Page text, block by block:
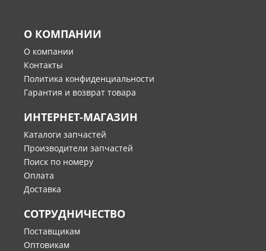
О КОМПАНИИ
О компании
Контакты
Политика конфиденциальности
Гарантия и возврат товара
ИНТЕРНЕТ-МАГАЗИН
Каталоги запчастей
Производители запчастей
Поиск по номеру
Оплата
Доставка
СОТРУДНИЧЕСТВО
Поставщикам
Оптовикам